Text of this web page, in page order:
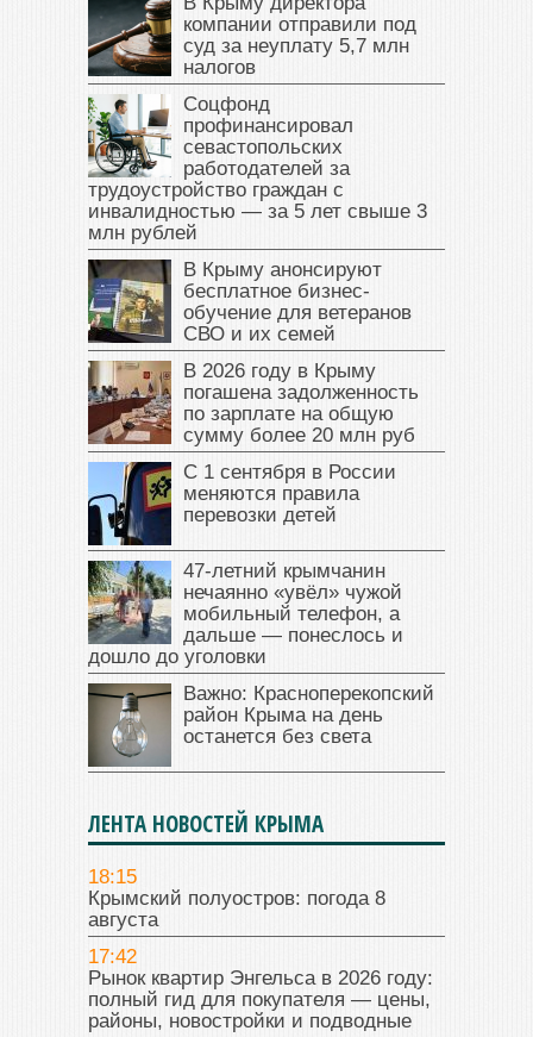
компании отправили под
суд за неуплату 5,7 млн
налогов
Соцфонд
профинансировал
севастопольских
работодателей за
трудоустройство граждан с
инвалидностью — за 5 лет свыше 3
млн рублей
В Крыму анонсируют
бесплатное бизнес-
обучение для ветеранов
СВО и их семей
В 2026 году в Крыму
погашена задолженность
по зарплате на общую
сумму более 20 млн руб
С 1 сентября в России
меняются правила
перевозки детей
47‑летний крымчанин
нечаянно «увёл» чужой
мобильный телефон, а
дальше — понеслось и
дошло до уголовки
Важно: Красноперекопский
район Крыма на день
останется без света
ЛЕНТА НОВОСТЕЙ КРЫМА
18:15
Крымский полуостров: погода 8
августа
17:42
Рынок квартир Энгельса в 2026 году:
полный гид для покупателя — цены,
районы, новостройки и подводные